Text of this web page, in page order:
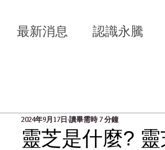
最新消息 認識永騰
靈芝是什麼?
2024年9月17日 讀畢需時 7 分鐘